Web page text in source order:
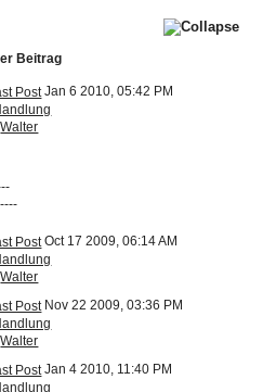
Beitrag
Jan 6 2010, 05:42 PM
Walter
----
Oct 17 2009, 06:14 AM
Walter
Nov 22 2009, 03:36 PM
Walter
Jan 4 2010, 11:40 PM